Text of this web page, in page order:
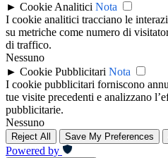
► Cookie Analitici Nota
I cookie analitici tracciano le
su metriche come numero di
di traffico.
Nessuno
► Cookie Pubblicitari Nota
I cookie pubblicitari forniscono
tue visite precedenti e analizzano
pubblicitarie.
Nessuno
Reject All Save My Preferences
Powered by